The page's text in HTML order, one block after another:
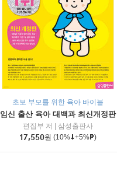
초보 부모를 위한 육아 바이블
임신 출산 육아 대백과 최신개정판
편집부 저
삼성출판사
17,550원 (10% +5% )